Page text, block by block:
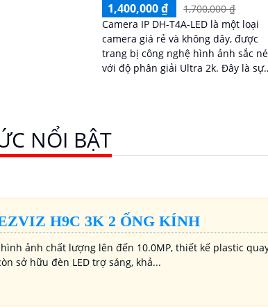
1,400,000 ₫
1,700,000 ₫
Camera IP DH-T4A-LED là một loại
camera giá rẻ và không dây, được
trang bị công nghệ hình ảnh sắc
với độ phân giải Ultra 2k. Đây là sự
NỔI BẬT
H9C 3K 2 ỐNG KÍNH
hình ảnh chất lượng lên đến 10.0MP, thiết kế plastic
sở hữu đèn LED trợ sáng, khả...